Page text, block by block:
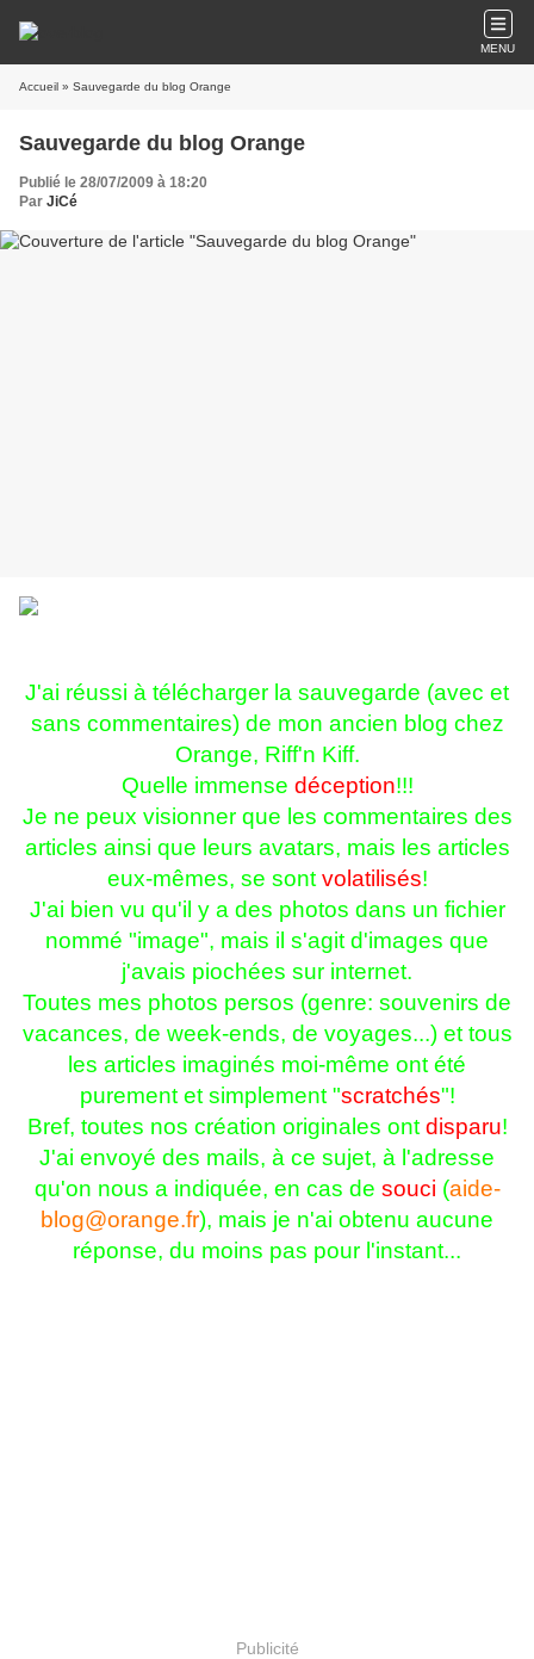
MENU
Accueil » Sauvegarde du blog Orange
Sauvegarde du blog Orange
Publié le 28/07/2009 à 18:20
Par JiCé
J'ai réussi à télécharger la sauvegarde (avec et
sans commentaires) de mon ancien blog chez
Orange, Riff'n Kiff.
Quelle immense déception!!!
Je ne peux visionner que les commentaires des
articles ainsi que leurs avatars, mais les articles
eux-mêmes, se sont volatilisés!
J'ai bien vu qu'il y a des photos dans un fichier
nommé "image", mais il s'agit d'images que
j'avais piochées sur internet.
Toutes mes photos persos (genre: souvenirs de
vacances, de week-ends, de voyages...) et tous
les articles imaginés moi-même ont été
purement et simplement "scratchés"!
Bref, toutes nos création originales ont disparu!
J'ai envoyé des mails, à ce sujet, à l'adresse
qu'on nous a indiquée, en cas de souci (aide-
blog@orange.fr), mais je n'ai obtenu aucune
réponse, du moins pas pour l'instant...
Publicité